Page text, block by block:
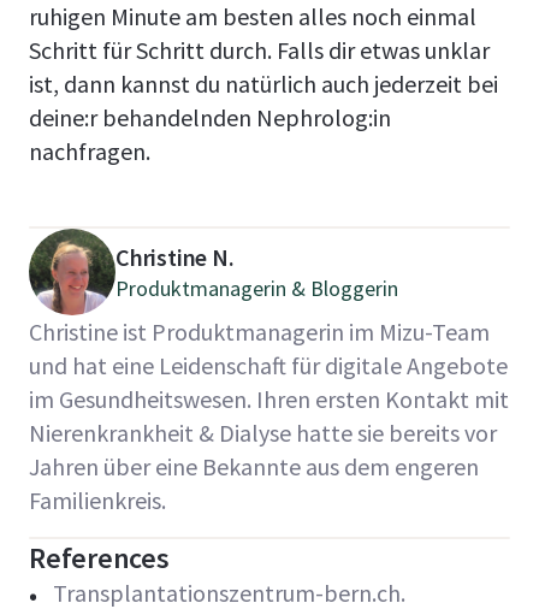
ruhigen Minute am besten alles noch einmal
Schritt für Schritt durch. Falls dir etwas unklar
ist, dann kannst du natürlich auch jederzeit bei
deine:r behandelnden Nephrolog:in
nachfragen.
Christine N.
Produktmanagerin & Bloggerin
Christine ist Produktmanagerin im Mizu-Team
und hat eine Leidenschaft für digitale Angebote
im Gesundheitswesen. Ihren ersten Kontakt mit
Nierenkrankheit & Dialyse hatte sie bereits vor
Jahren über eine Bekannte aus dem engeren
Familienkreis.
References
Transplantationszentrum-bern.ch.